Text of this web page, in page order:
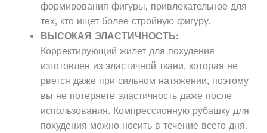
формирования фигуры, привлекательное для
тех, кто ищет более стройную фигуру.
ВЫСОКАЯ ЭЛАСТИЧНОСТЬ:
Корректирующий жилет для похудения
изготовлен из эластичной ткани, которая не
рвется даже при сильном натяжении, поэтому
вы не потеряете эластичность даже после
использования. Компрессионную рубашку для
похудения можно носить в течение всего дня.